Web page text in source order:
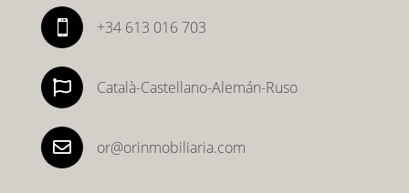
 +34 613 016 703
 Català-Castellano-Alemán-Ruso
 or@orinmobiliaria.com